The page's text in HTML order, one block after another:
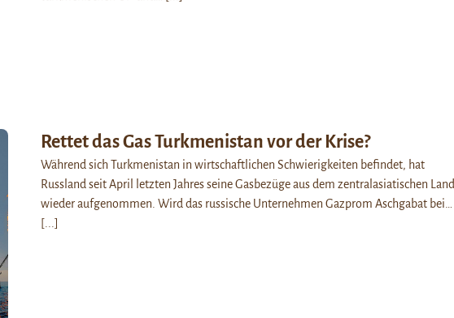
Rettet das Gas Turkmenistan vor der Krise?
Während sich Turkmenistan in wirtschaftlichen Schwierigkeiten befindet, hat
Russland seit April letzten Jahres seine Gasbezüge aus dem zentralasiatischen Land
wieder aufgenommen. Wird das russische Unternehmen Gazprom Aschgabat bei…
[...]